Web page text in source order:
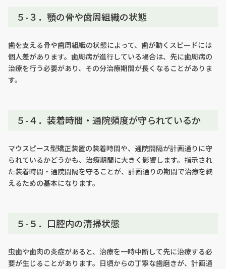
５-３．顎の骨や歯周組織の状態
歯を支える骨や歯周組織の状態によって、歯が動くスピードには
個人差があります。歯周病が進行している場合は、先に歯周病の
治療を行う必要があり、その分治療期間が長くなることがありま
す。
５-４．装着時間・通院頻度が守られているか
マウスピース型矯正装置の装着時間や、通院間隔が計画通りに守
られているかどうかも、治療期間に大きく影響します。指示され
た装着時間・通院間隔を守ることが、計画通りの期間で治療を終
えるための基本になります。
５-５．口腔内の清掃状態
虫歯や歯肉の炎症があると、治療を一時中断して先に治療する必
要が生じることがあります。日頃からの丁寧な歯磨きが、計画通